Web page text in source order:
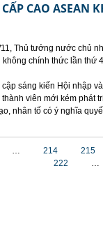
CAO ASEAN
Thủ tướng nước chủ
chính thức lần thứ
sáng kiến Hội nhập
viên mới kém phát
nhân tố có ý nghĩa
… 214 215
222
…